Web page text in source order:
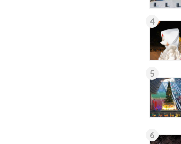
4
5
6